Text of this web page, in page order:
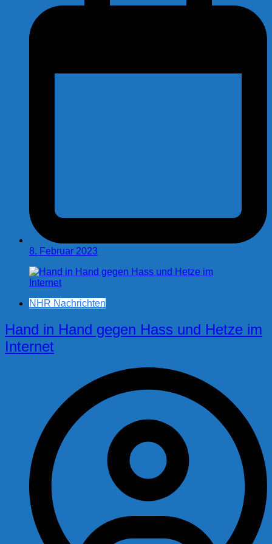
8. Februar 2023
NHR Nachrichten
Hand in Hand gegen Hass und Hetze im
Internet